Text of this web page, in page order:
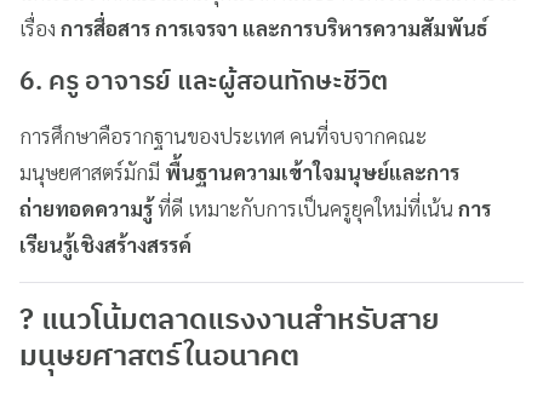
เรื่อง การสื่อสาร การเจรจา และการบริหารความสัมพันธ์
6. ครู อาจารย์ และผู้สอนทักษะชีวิต
การศึกษาคือรากฐานของประเทศ คนที่จบจากคณะ
มนุษยศาสตร์มักมี พื้นฐานความเข้าใจมนุษย์และการ
ถ่ายทอดความรู้ที่ดี เหมาะกับการเป็นครูยุคใหม่ที่เน้น การ
เรียนรู้เชิงสร้างสรรค์
? แนวโน้มตลาดแรงงานสำหรับสาย
มนุษยศาสตร์ในอนาคต